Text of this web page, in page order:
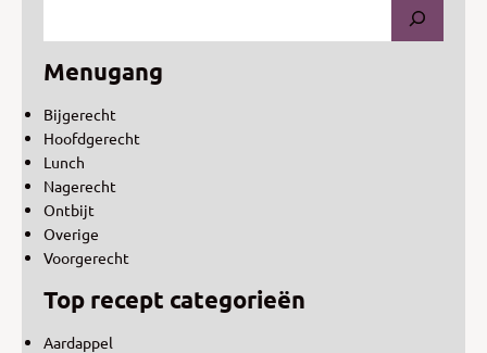
Menugang
Bijgerecht
Hoofdgerecht
Lunch
Nagerecht
Ontbijt
Overige
Voorgerecht
Top recept categorieën
Aardappel